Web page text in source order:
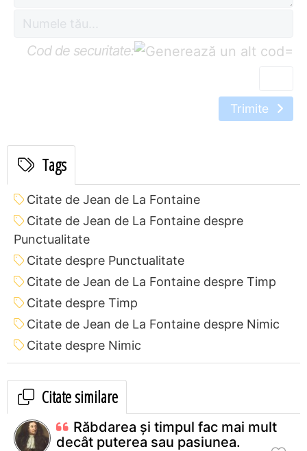
Cod de securitate: =
Trimite
Tags
Citate de Jean de La Fontaine
Citate de Jean de La Fontaine despre
Punctualitate
Citate despre Punctualitate
Citate de Jean de La Fontaine despre Timp
Citate despre Timp
Citate de Jean de La Fontaine despre Nimic
Citate despre Nimic
Citate similare
Răbdarea şi timpul fac mai mult
decât puterea sau pasiunea.